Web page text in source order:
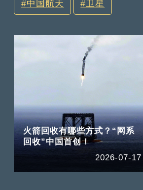
中国航天 卫星
火箭回收有哪些方式？“网系
回收”中国首创！
2026-07-17